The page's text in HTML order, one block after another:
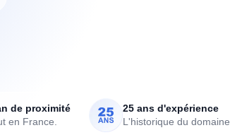
de proximité
en France.
25 ans d'expérience
L'historique du domaine.